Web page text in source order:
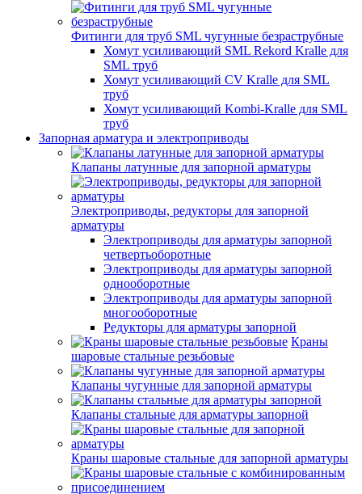
Фитинги для труб SML чугунные безраструбные
Хомут усиливающий SML Rekord Kralle для
SML труб
Хомут усиливающий CV Kralle для SML
труб
Хомут усиливающий Kombi-Kralle для SML
труб
Запорная арматура и электроприводы
Клапаны латунные для запорной арматуры
Электроприводы, редукторы для запорной
арматуры
Электроприводы для арматуры запорной
четвертьоборотные
Электроприводы для арматуры запорной
однооборотные
Электроприводы для арматуры запорной
многооборотные
Редукторы для арматуры запорной
Краны
шаровые стальные резьбовые
Клапаны чугунные для запорной арматуры
Клапаны стальные для арматуры запорной
Краны шаровые стальные для запорной арматуры